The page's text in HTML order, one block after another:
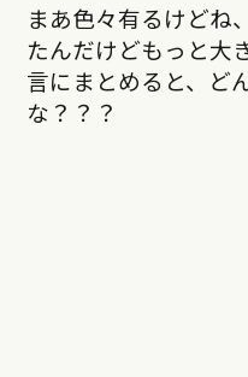
まあ色々有るけどね
たんだけどもっと大
言にまとめると、ど
な？？？